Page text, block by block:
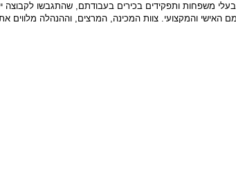
משפחות ותפקידים בכירים בעבודתם, שהתגבשו לקבוצה
האישי והמקצועי. צוות המכינה, המרצים, וההנהלה